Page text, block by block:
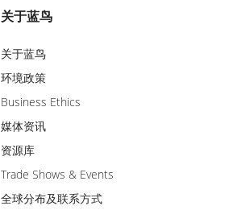
关于蓝鸟
关于蓝鸟
环境政策
Business Ethics
媒体资讯
资源库
Trade Shows & Events
全球分布及联系方式